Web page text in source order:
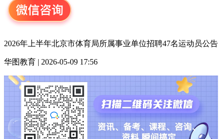
2026年上半年北京市体育局所属事业单位招聘47名运动员公告
华图教育 | 2026-05-09 17:56